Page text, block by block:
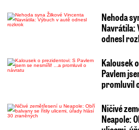
Nehoda
Navrátila:
odnesl
Kalousek
Pavlem
promluvil
Ničivé
Neapole: